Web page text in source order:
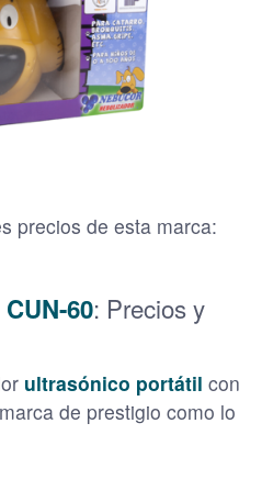
precios de esta marca:
60: Precios y
ultrasónico portátil con
de prestigio como lo